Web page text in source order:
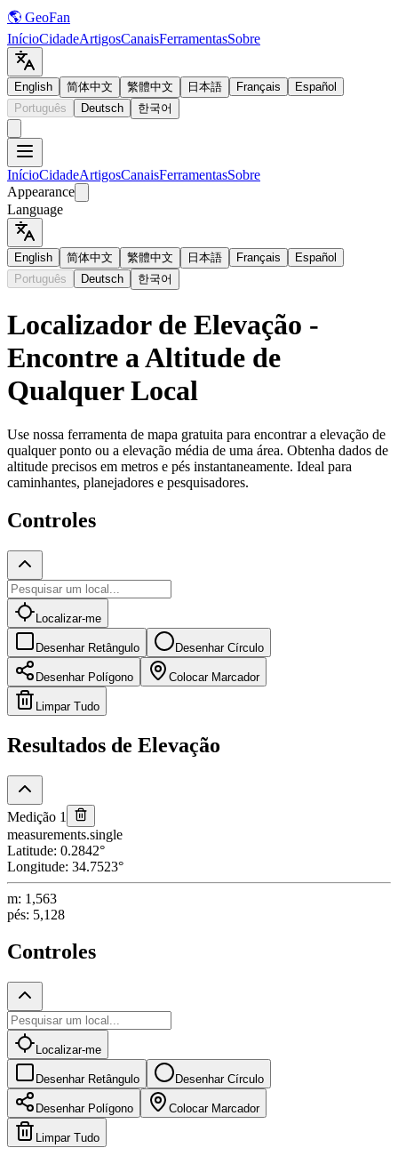
🌎 GeoFan
InícioCidadeArtigosCanaisFerramentasSobre
English 简体中文 繁體中文 日本語 Français
Español
Português
Deutsch 한국어
InícioCidadeArtigosCanaisFerramentasSobre
Appearance
Language
English 简体中文 繁體中文 日本語 Français
Español
Português
Deutsch 한국어
Localizador de Elevação -
Encontre a Altitude de
Qualquer Local
Use nossa ferramenta de mapa gratuita para encontrar a elevação de
qualquer ponto ou a elevação média de uma área. Obtenha dados de
altitude precisos em metros e pés instantaneamente. Ideal para
caminhantes, planejadores e pesquisadores.
Controles
Localizar-me
Desenhar Retângulo Desenhar Círculo
Desenhar Polígono Colocar Marcador
Limpar Tudo
Resultados de Elevação
Medição 1
measurements.single
Latitude: 0.2842°
Longitude: 34.7523°
m: 1,563
pés: 5,128
Controles
Localizar-me
Desenhar Retângulo Desenhar Círculo
Desenhar Polígono Colocar Marcador
Limpar Tudo